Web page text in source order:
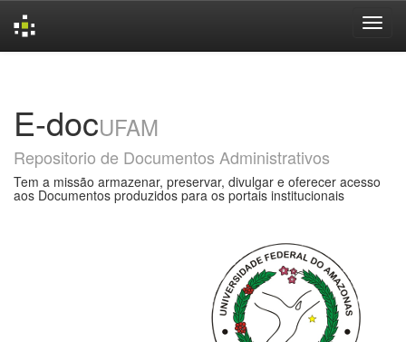
E-docUFAM
Repositorio de Documentos Administrativos
Tem a missão armazenar, preservar, divulgar e oferecer acesso
aos Documentos produzidos para os portais institucionais